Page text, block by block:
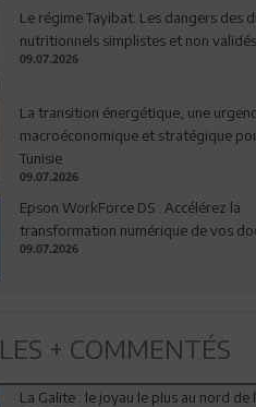
Le régime Tayibat: Les dangers des
nutritionnels simplistes et non validés
09.07.2026
La transition énergétique, une
macroéconomique et stratégique
Tunisie
09.07.2026
Epson WorkForce DS : Accélérez la
transformation numérique de vos
09.07.2026
LES + COMMENTÉS
La Galite : le joyau le plus au nord